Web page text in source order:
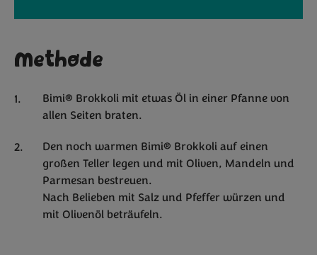
Methode
Bimi® Brokkoli mit etwas Öl in einer Pfanne von
allen Seiten braten.
Den noch warmen Bimi® Brokkoli auf einen
großen Teller legen und mit Oliven, Mandeln und
Parmesan bestreuen.
Nach Belieben mit Salz und Pfeffer würzen und
mit Olivenöl beträufeln.